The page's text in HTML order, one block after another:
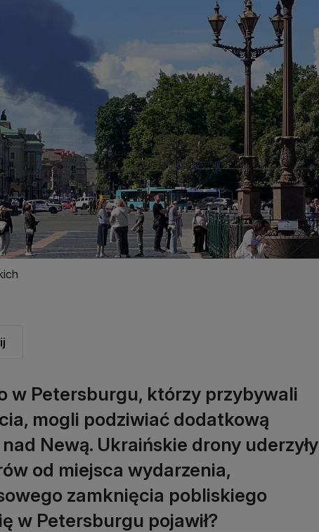
w Petersburgu, którzy przybywali
mogli podziwiać dodatkową
Newą. Ukraińskie drony uderzyły
od miejsca wydarzenia,
zamknięcia pobliskiego
w Petersburgu pojawił?